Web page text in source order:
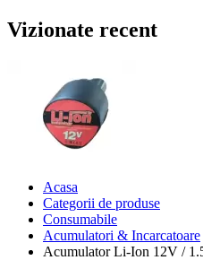
Vizionate recent
Acasa
Categorii de produse
Consumabile
Acumulatori & Incarcatoare
Acumulator Li-Ion 12V /